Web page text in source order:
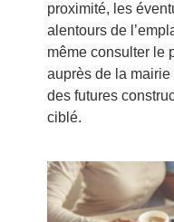
proximité, les
alentours de
même consulter le
auprès de la
des futures
ciblé.